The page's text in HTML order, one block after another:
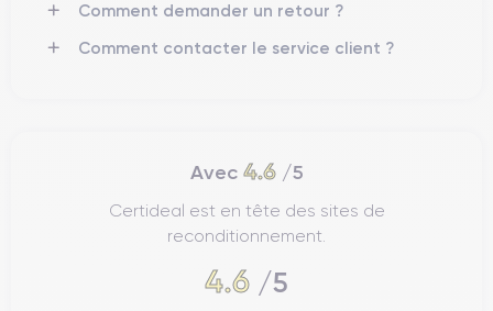
consultez lafiche technique de l'iPhone 15
Prise en main de l'iPhone 15
d'utilisation grâce à ses proportions équilibrées et son design
ergonomique. Sa structure facilite l'interaction avec toutes ses
Comment demander un retour ?
Comment contacter le service client ?
Avec 4.6/5
Certideal est en tête des sites de
reconditionnement.
4.6 /5